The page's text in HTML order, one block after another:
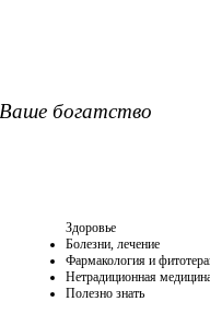
богатство
Здоровье
Болезни, лечение
Фармакология и
Нетрадиционная
Полезно знать